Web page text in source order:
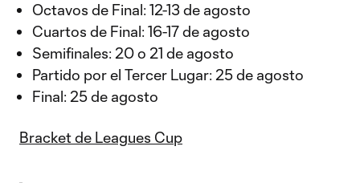
Octavos de Final: 12-13 de agosto
Cuartos de Final: 16-17 de agosto
Semifinales: 20 o 21 de agosto
Partido por el Tercer Lugar: 25 de agosto
Final: 25 de agosto
Bracket de Leagues Cup